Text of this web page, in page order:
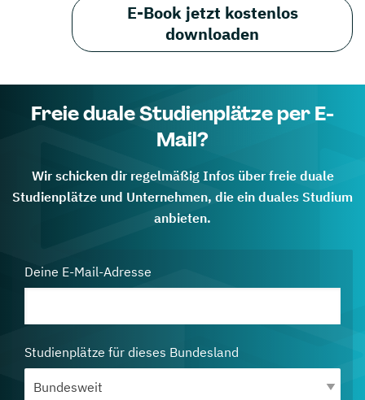
E-Book jetzt kostenlos
downloaden
Freie duale Studienplätze per E-
Mail?
Wir schicken dir regelmäßig Infos über freie duale
Studienplätze und Unternehmen, die ein duales Studium
anbieten.
Deine E-Mail-Adresse
Studienplätze für dieses Bundesland